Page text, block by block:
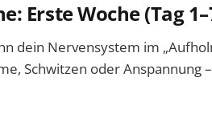
Erste Woche (Tag
dein Nervensystem im
Schwitzen oder Anspannung